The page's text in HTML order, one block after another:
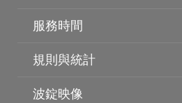
服務時間
規則與統計
波錠映像